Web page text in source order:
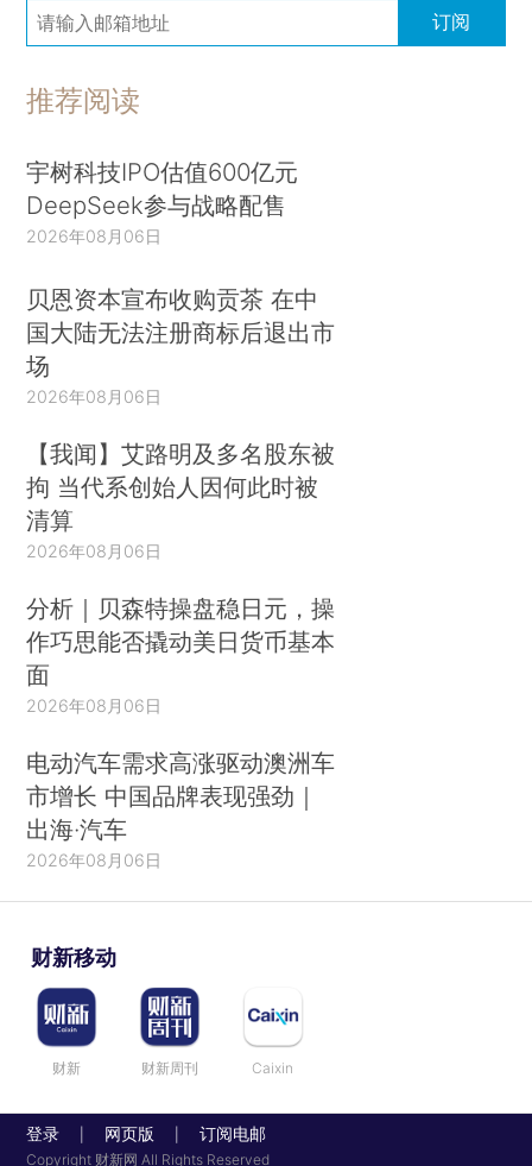
订阅
推荐阅读
宇树科技IPO估值600亿元
DeepSeek参与战略配售
2026年08月06日
贝恩资本宣布收购贡茶 在中
国大陆无法注册商标后退出市
场
2026年08月06日
【我闻】艾路明及多名股东被
拘 当代系创始人因何此时被
清算
2026年08月06日
分析｜贝森特操盘稳日元，操
作巧思能否撬动美日货币基本
面
2026年08月06日
电动汽车需求高涨驱动澳洲车
市增长 中国品牌表现强劲｜
出海·汽车
2026年08月06日
财新移动
财新 财新周刊 Caixin
登录 网页版 订阅电邮
Copyright 财新网 All Rights Reserved